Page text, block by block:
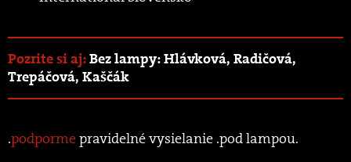
Pozrite si aj:Bez lampy: Hlávková, Radičová,
Trepáčová, Kaščák
.podpormepravidelné vysielanie .pod lampou.